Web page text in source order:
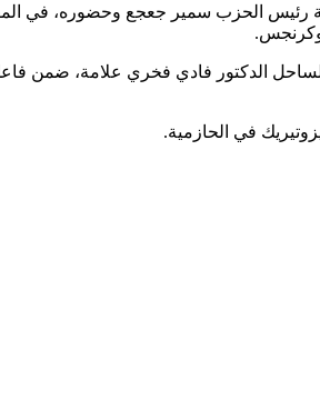
رئيس الحزب سمير جعجع وحضوره، في
وكرنجس.
الدكتور فادي فخري علامة، ضمن